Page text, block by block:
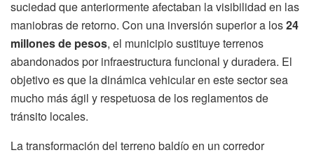
suciedad que anteriormente afectaban la visibilidad en las
maniobras de retorno. Con una inversión superior a los24
millones de pesos, el municipio sustituye terrenos
abandonados por infraestructura funcional y duradera. El
objetivo es que la dinámica vehicular en este sector sea
mucho más ágil y respetuosa de los reglamentos de
tránsito locales.
La transformación del terreno baldío en un corredor